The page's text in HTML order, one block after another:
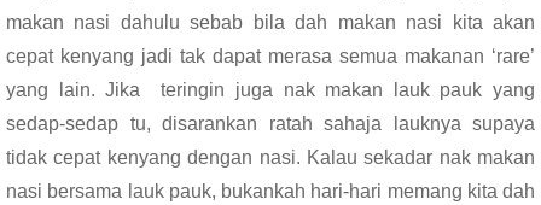
makan nasi dahulu sebab bila dah makan nasi kita akan
cepat kenyang jadi tak dapat merasa semua makanan ‘rare’
yang lain. Jika teringin juga nak makan lauk pauk yang
sedap-sedap tu, disarankan ratah sahaja lauknya supaya
tidak cepat kenyang dengan nasi. Kalau sekadar nak makan
nasi bersama lauk pauk, bukankah hari-hari memang kita dah